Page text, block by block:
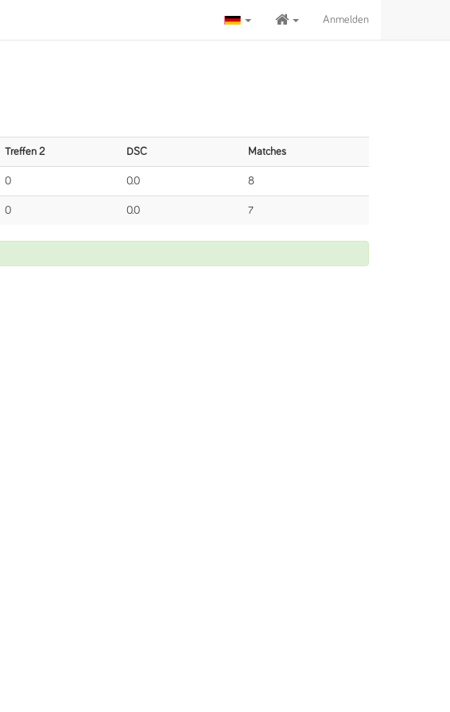
Anmelden
Treffen 2 DSC Matches
0 0.0 8
0 0.0 7